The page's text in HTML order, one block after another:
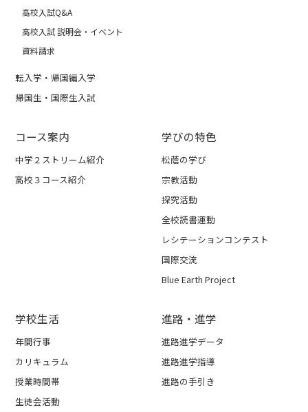
高校入試Q&A
高校入試 説明会・イベント
資料請求
転入学・帰国編入学
帰国生・国際生入試
コース案内
中学２ストリーム紹介
高校３コース紹介
学びの特色
松蔭の学び
宗教活動
探究活動
全校読書運動
レシテーションコンテスト
国際交流
Blue Earth Project
学校生活
年間行事
カリキュラム
授業時間帯
生徒会活動
進路・進学
進路進学データ
進路進学指導
進路の手引き